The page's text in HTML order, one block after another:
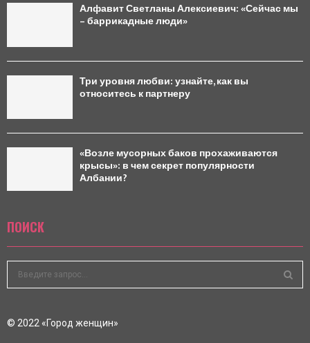
Алфавит Светланы Алексиевич: «Сейчас мы
– баррикадные люди»
Три уровня любви: узнайте, как вы
относитесь к партнеру
«Возле мусорных баков прохаживаются
крысы»: в чем секрет популярности
Албании?
ПОИСК
c
© 2022 «Город женщин»